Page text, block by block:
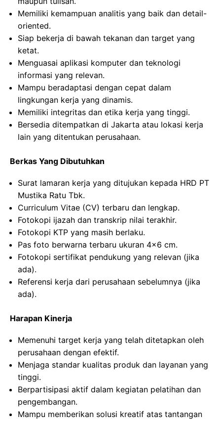
Memiliki kemampuan analitis yang baik dan detail-
oriented.
Siap bekerja di bawah tekanan dan target yang
ketat.
Menguasai aplikasi komputer dan teknologi
informasi yang relevan.
Mampu beradaptasi dengan cepat dalam
lingkungan kerja yang dinamis.
Memiliki integritas dan etika kerja yang tinggi.
Bersedia ditempatkan di Jakarta atau lokasi kerja
lain yang ditentukan perusahaan.
Berkas Yang Dibutuhkan
Surat lamaran kerja yang ditujukan kepada HRD PT
Mustika Ratu Tbk.
Curriculum Vitae (CV) terbaru dan lengkap.
Fotokopi ijazah dan transkrip nilai terakhir.
Fotokopi KTP yang masih berlaku.
Pas foto berwarna terbaru ukuran 4×6 cm.
Fotokopi sertifikat pendukung yang relevan (jika
ada).
Referensi kerja dari perusahaan sebelumnya (jika
ada).
Harapan Kinerja
Memenuhi target kerja yang telah ditetapkan oleh
perusahaan dengan efektif.
Menjaga standar kualitas produk dan layanan yang
tinggi.
Berpartisipasi aktif dalam kegiatan pelatihan dan
pengembangan.
Mampu memberikan solusi kreatif atas tantangan